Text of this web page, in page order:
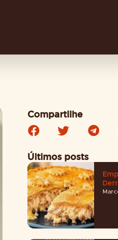
Compartilhe
Últimos posts